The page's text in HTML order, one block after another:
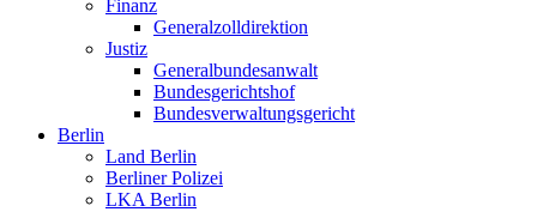
Finanz
Generalzolldirektion
Justiz
Generalbundesanwalt
Bundesgerichtshof
Bundesverwaltungsgericht
Berlin
Land Berlin
Berliner Polizei
LKA Berlin